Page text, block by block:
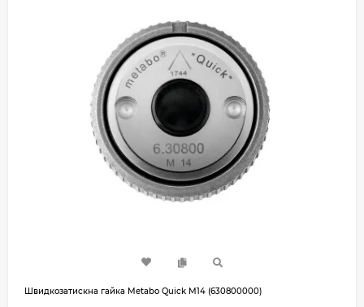
Швидкозатискна гайка Metabo Quick М14 (630800000)